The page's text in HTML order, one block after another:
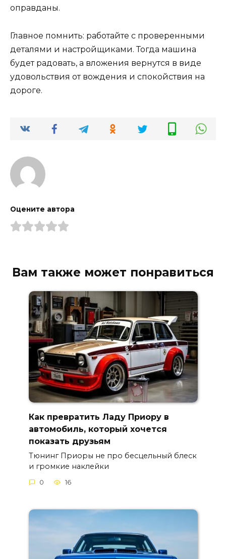
оправданы.
Главное помнить: работайте с проверенными
деталями и настройщиками. Тогда машина
будет радовать, а вложения вернутся в виде
удовольствия от вождения и спокойствия на
дороге.
Оцените автора
Вам также может понравиться
Как превратить Ладу Приору в
автомобиль, который хочется
показать друзьям
Тюнинг Приоры не про бесцельный блеск
и громкие наклейки
0 16